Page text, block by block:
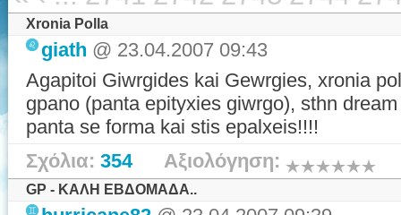
Xronia Polla
giath @ 23.04.2007 09:43
Agapitoi Giwrgides kai Gewrgies, xronia
gpano (panta epityxies giwrgo), sthn
panta se forma kai stis epalxeis!!!!
Σχόλια: 354Αξιολόγηση:
GP - ΚΑΛΗ ΕΒΔΟΜΑΔΑ..